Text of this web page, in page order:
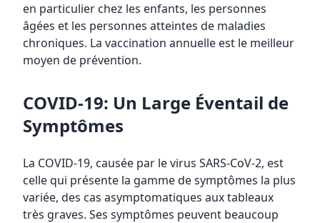
en particulier chez les enfants, les personnes
âgées et les personnes atteintes de maladies
chroniques. La vaccination annuelle est le meilleur
moyen de prévention.
COVID-19: Un Large Éventail de
Symptômes
La COVID-19, causée par le virus SARS-CoV-2, est
celle qui présente la gamme de symptômes la plus
variée, des cas asymptomatiques aux tableaux
très graves. Ses symptômes peuvent beaucoup